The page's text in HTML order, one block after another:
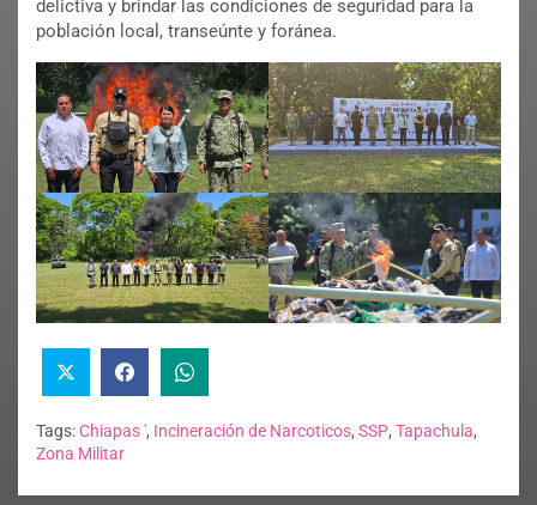
delictiva y brindar las condiciones de seguridad para la
población local, transeúnte y foránea.
Tags:Chiapas ', Incineración de Narcoticos, SSP, Tapachula,
Zona Militar